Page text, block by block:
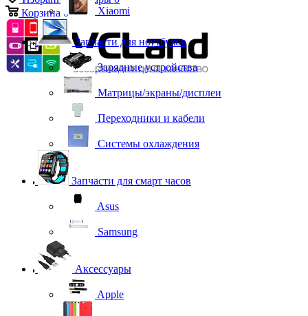
Корзина 0 Xiaomi
Запчасти для ноутбуков
Зарядные устройства
Матрицы/экраны/дисплеи
Переходники и кабели
Системы охлаждения
Запчасти для смарт часов
Asus
Samsung
Аксессуары
Apple